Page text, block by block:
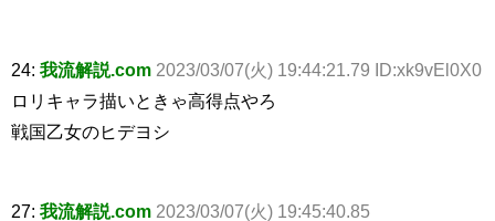
24: 我流解説.com 2023/03/07(火) 19:44:21.79 ID:xk9vEl0X0
ロリキャラ描いときゃ高得点やろ
戦国乙女のヒデヨシ
27: 我流解説.com 2023/03/07(火) 19:45:40.85